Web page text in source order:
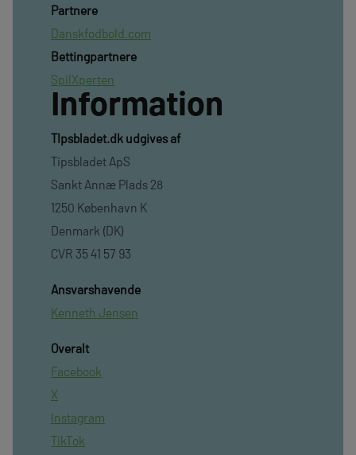
Partnere
Danskfodbold.com
Bettingpartnere
SpilXperten
Information
TIpsbladet.dk udgives af
Tipsbladet ApS
Sankt Annæ Plads 28
1250 København K
Denmark (DK)
CVR 35 41 57 93
Ansvarshavende
Kenneth Jensen
Overalt
Facebook
X
Instagram
TikTok